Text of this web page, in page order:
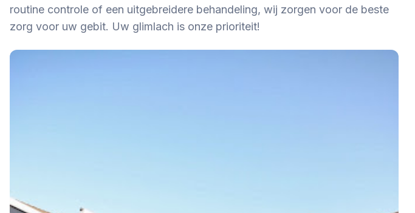
routine controle of een uitgebreidere behandeling, wij zorgen voor de beste
zorg voor uw gebit. Uw glimlach is onze prioriteit!